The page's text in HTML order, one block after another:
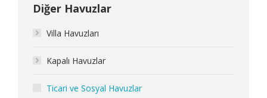
Diğer Havuzlar
Villa Havuzları
Kapalı Havuzlar
Ticari ve Sosyal Havuzlar